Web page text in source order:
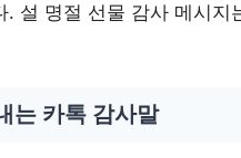
. 설 명절 선물 감사 메시지
는 카톡 감사말